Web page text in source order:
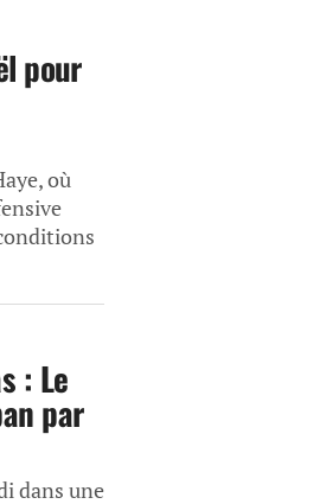
pour
où
: Le
par
dans une